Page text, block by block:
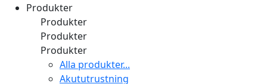
Produkter
Produkter
Produkter
Produkter
Alla produkter...
Akututrustning